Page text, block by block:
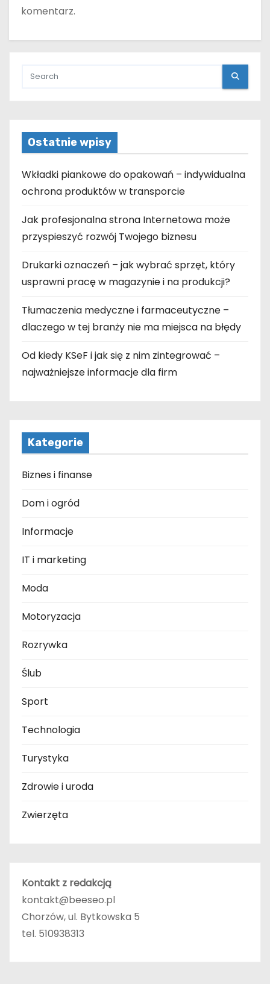
komentarz.
Ostatnie wpisy
Wkładki piankowe do opakowań – indywidualna
ochrona produktów w transporcie
Jak profesjonalna strona Internetowa może
przyspieszyć rozwój Twojego biznesu
Drukarki oznaczeń – jak wybrać sprzęt, który
usprawni pracę w magazynie i na produkcji?
Tłumaczenia medyczne i farmaceutyczne –
dlaczego w tej branży nie ma miejsca na błędy
Od kiedy KSeF i jak się z nim zintegrować –
najważniejsze informacje dla firm
Kategorie
Biznes i finanse
Dom i ogród
Informacje
IT i marketing
Moda
Motoryzacja
Rozrywka
Ślub
Sport
Technologia
Turystyka
Zdrowie i uroda
Zwierzęta
Kontakt z redakcją
kontakt@beeseo.pl
Chorzów, ul. Bytkowska 5
tel. 510938313